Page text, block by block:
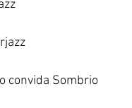
convida Sombrio